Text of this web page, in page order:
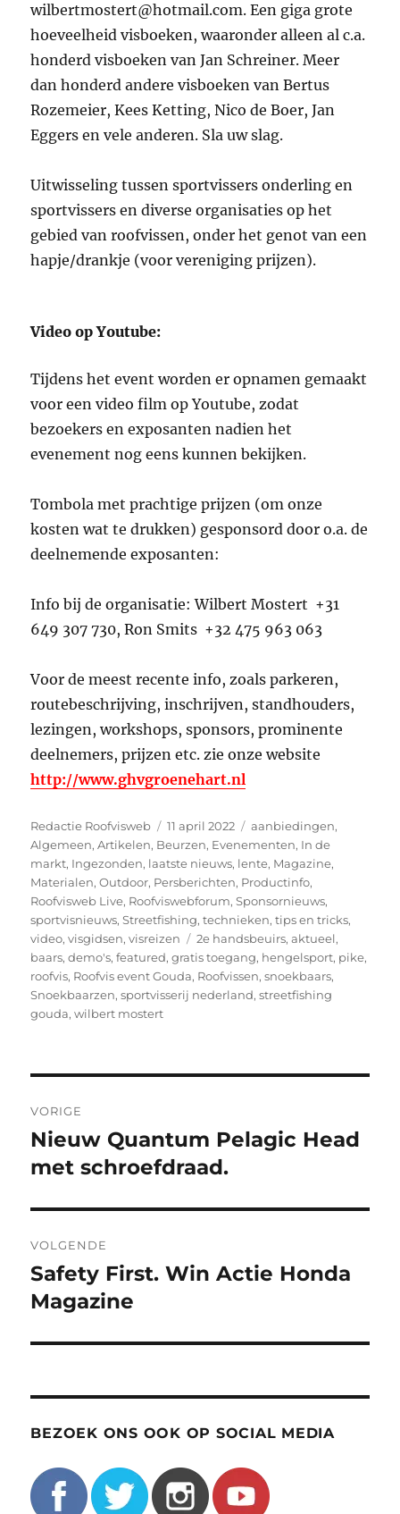
wilbertmostert@hotmail.com. Een giga grote
hoeveelheid visboeken, waaronder alleen al c.a.
honderd visboeken van Jan Schreiner. Meer
dan honderd andere visboeken van Bertus
Rozemeier, Kees Ketting, Nico de Boer, Jan
Eggers en vele anderen. Sla uw slag.
Uitwisseling tussen sportvissers onderling en
sportvissers en diverse organisaties op het
gebied van roofvissen, onder het genot van een
hapje/drankje (voor vereniging prijzen).
Video op Youtube:
Tijdens het event worden er opnamen gemaakt
voor een video film op Youtube, zodat
bezoekers en exposanten nadien het
evenement nog eens kunnen bekijken.
Tombola met prachtige prijzen (om onze
kosten wat te drukken) gesponsord door o.a. de
deelnemende exposanten:
Info bij de organisatie: Wilbert Mostert +31
649 307 730, Ron Smits +32 475 963 063
Voor de meest recente info, zoals parkeren,
routebeschrijving, inschrijven, standhouders,
lezingen, workshops, sponsors, prominente
deelnemers, prijzen etc. zie onze website
http://www.ghvgroenehart.nl
Auteur
Redactie Roofvisweb
Geplaatst
op
11 april 2022 Categorieën
aanbiedingen,
Algemeen,Artikelen, Beurzen, Evenementen, In de
markt, Ingezonden, laatste nieuws, lente, Magazine,
Materialen,Outdoor, Persberichten, Productinfo,
Roofvisweb Live, Roofviswebforum,Sponsornieuws,
sportvisnieuws,Streetfishing,technieken,tips en tricks,
video,visgidsen,visreizen Tags
2e handsbeuirs,aktueel,
baars,demo's,featured,gratis toegang, hengelsport, pike,
roofvis, Roofvis event Gouda, Roofvissen,snoekbaars,
Snoekbaarzen,sportvisserij nederland,streetfishing
gouda,wilbert mostert
navigatie
VORIGE
Vorig
bericht:
Nieuw Quantum Pelagic Head
met schroefdraad.
VOLGENDE
Volgend
bericht:
Safety First. Win Actie Honda
Magazine
BEZOEK ONS OOK OP SOCIAL MEDIA